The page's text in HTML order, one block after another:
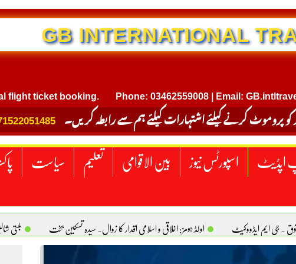
INTERNATIONAL TRAVEL
booking. Phone: 03462559008 | Email:
کو پروموٹ کرنے کیلئے اشتہارات کیلئے ہم سے رابطہ کریں۔
اپڈیٹ اسپورٹس نیوز بین الاقوامی تعلیم سیاست
. جی ایم ایڈووکیٹ اولڈ ہومز: اخلاقی و اسلامی اقدار کا زوال. سیدہ تسکین بخت بلتی
امریکا